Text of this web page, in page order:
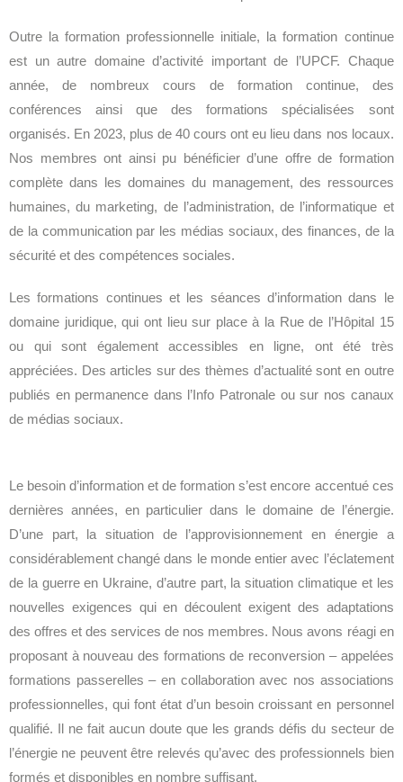
Outre la formation professionnelle initiale, la formation continue
est un autre domaine d’activité important de l’UPCF. Chaque
année, de nombreux cours de formation continue, des
conférences ainsi que des formations spécialisées sont
organisés. En 2023, plus de 40 cours ont eu lieu dans nos locaux.
Nos membres ont ainsi pu bénéficier d’une offre de formation
complète dans les domaines du management, des ressources
humaines, du marketing, de l’administration, de l’informatique et
de la communication par les médias sociaux, des finances, de la
sécurité et des compétences sociales.
Les formations continues et les séances d’information dans le
domaine juridique, qui ont lieu sur place à la Rue de l’Hôpital 15
ou qui sont également accessibles en ligne, ont été très
appréciées. Des articles sur des thèmes d’actualité sont en outre
publiés en permanence dans l’Info Patronale ou sur nos canaux
de médias sociaux.
Le besoin d’information et de formation s’est encore accentué ces
dernières années, en particulier dans le domaine de l’énergie.
D’une part, la situation de l’approvisionnement en énergie a
considérablement changé dans le monde entier avec l’éclatement
de la guerre en Ukraine, d’autre part, la situation climatique et les
nouvelles exigences qui en découlent exigent des adaptations
des offres et des services de nos membres. Nous avons réagi en
proposant à nouveau des formations de reconversion – appelées
formations passerelles – en collaboration avec nos associations
professionnelles, qui font état d’un besoin croissant en personnel
qualifié. Il ne fait aucun doute que les grands défis du secteur de
l’énergie ne peuvent être relevés qu’avec des professionnels bien
formés et disponibles en nombre suffisant.